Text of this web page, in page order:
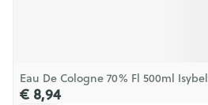
Eau De Cologne 70% Fl 500ml Isybel
€ 8,94